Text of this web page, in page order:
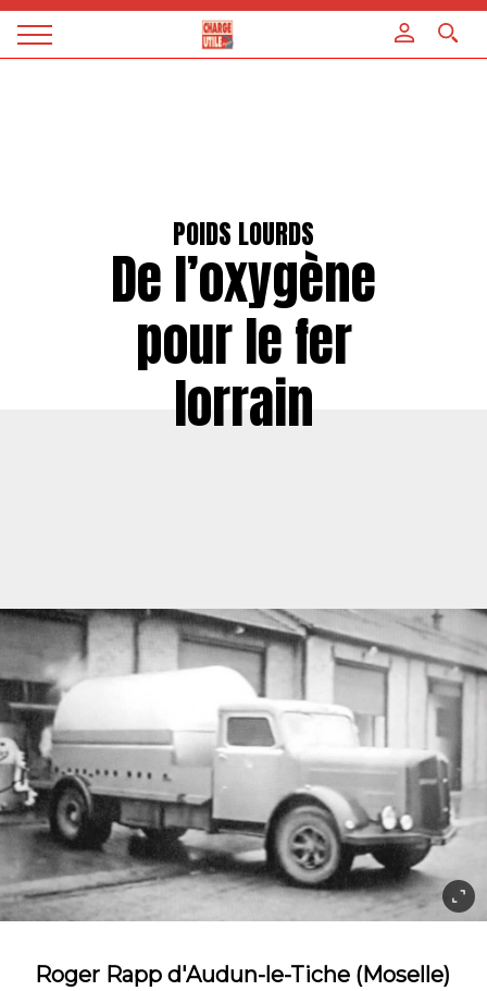
Magazine
POIDS LOURDS
De l’oxygène
pour le fer
lorrain
Roger Rapp d'Audun-le-Tiche (Moselle)
Panneau de gestion des cookies